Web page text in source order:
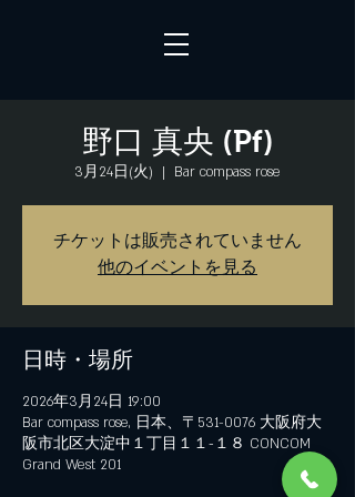
野口 真央 (Pf)
3月24日(火)
  |
Bar compass rose
チケットは販売されていません
他のイベントを見る
日時・場所
2026年3月24日 19:00
Bar compass rose, 日本、〒531-0076 大阪府大
阪市北区大淀中１丁目１１−１８ CONCOM
Grand West 201